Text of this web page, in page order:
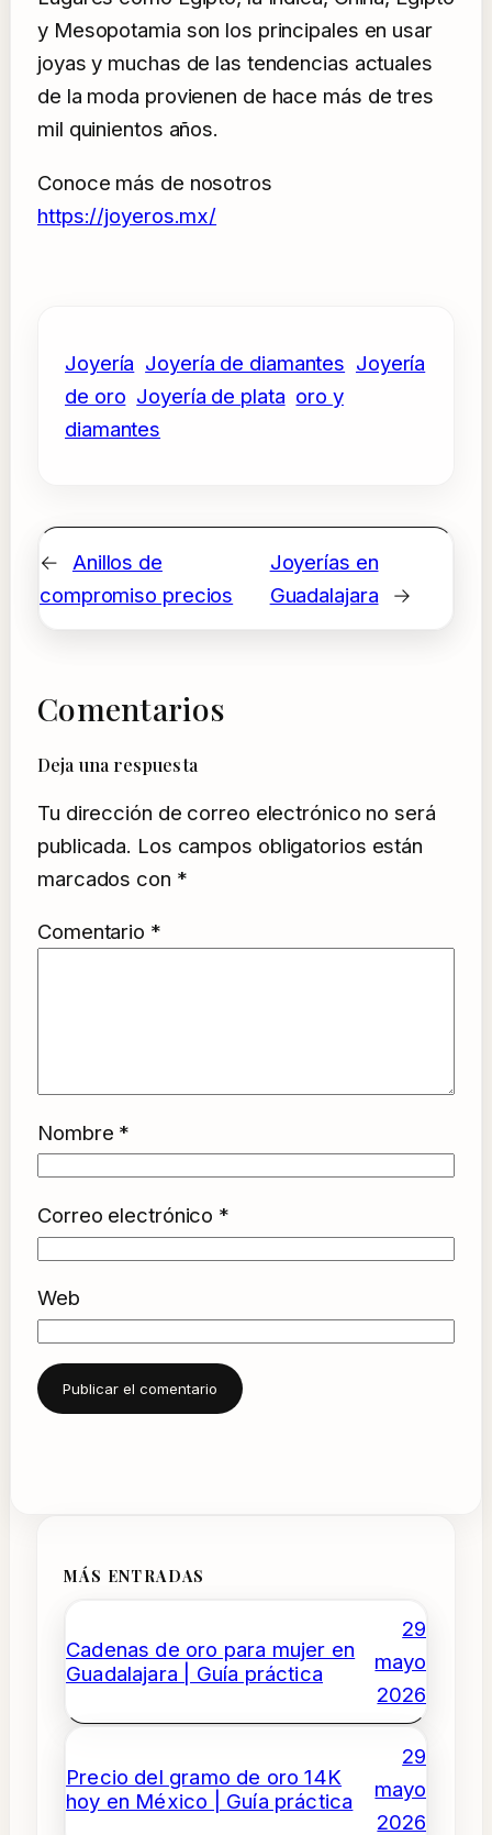
y Mesopotamia son los principales en usar
joyas y muchas de las tendencias actuales
de la moda provienen de hace más de tres
mil quinientos años.
Conoce más de nosotros
https://joyeros.mx/
Joyería Joyería de diamantes Joyería
de oro Joyería de plata oro y
diamantes
←
Anillos de
compromiso precios
Joyerías en
Guadalajara
→
Comentarios
Deja una respuesta
Tu dirección de correo electrónico no será
publicada. Los campos obligatorios están
marcados con *
Comentario *
Nombre *
Correo electrónico *
Web
MÁS ENTRADAS
Cadenas de oro para mujer en
Guadalajara | Guía práctica
29
mayo
2026
Precio del gramo de oro 14K
hoy en México | Guía práctica
29
mayo
2026